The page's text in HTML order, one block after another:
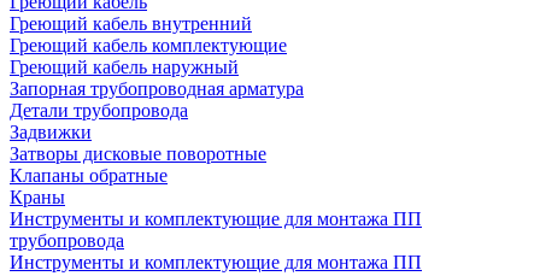
Греющий кабель внутренний
Греющий кабель комплектующие
Греющий кабель наружный
Запорная трубопроводная арматура
Детали трубопровода
Задвижки
Затворы дисковые поворотные
Клапаны обратные
Краны
Инструменты и комплектующие для монтажа ПП
трубопровода
Инструменты и комплектующие для монтажа ПП